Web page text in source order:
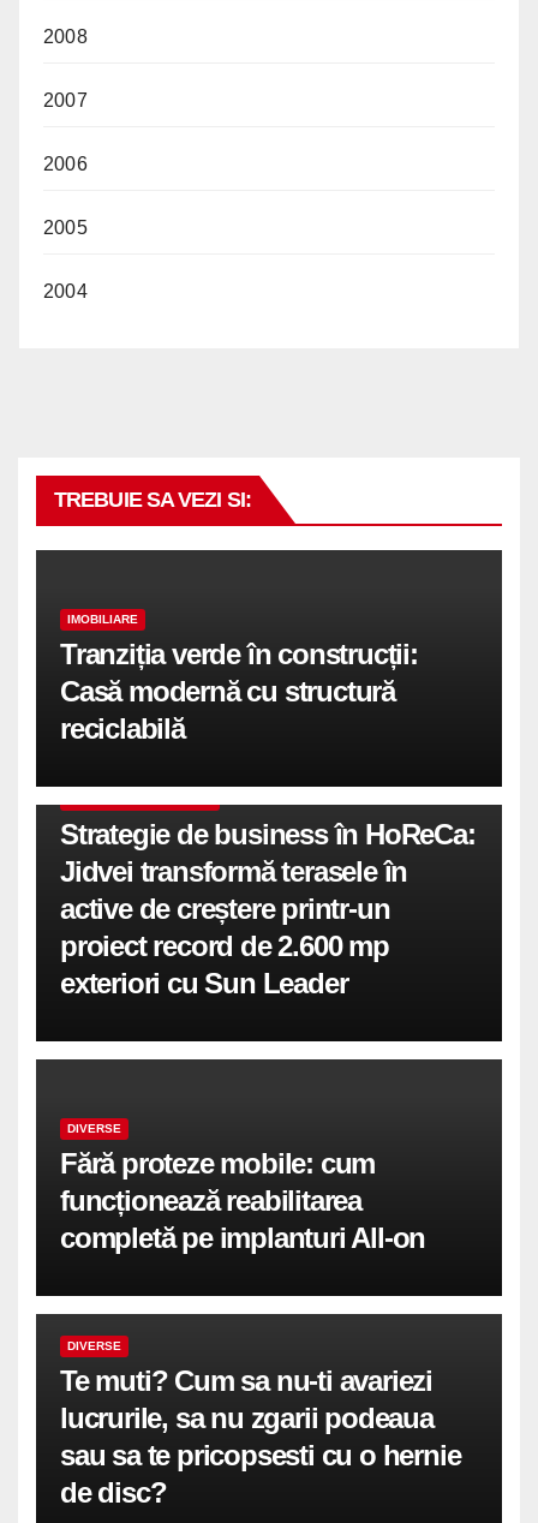
2008
2007
2006
2005
2004
TREBUIE SA VEZI SI:
IMOBILIARE
Tranziția verde în construcții:
Casă modernă cu structură
reciclabilă
Strategie de business în HoReCa:
Jidvei transformă terasele în
active de creștere printr-un
proiect record de 2.600 mp
exteriori cu Sun Leader
DIVERSE
Fără proteze mobile: cum
funcționează reabilitarea
completă pe implanturi All-on
DIVERSE
Te muti? Cum sa nu-ti avariezi
lucrurile, sa nu zgarii podeaua
sau sa te pricopsesti cu o hernie
de disc?